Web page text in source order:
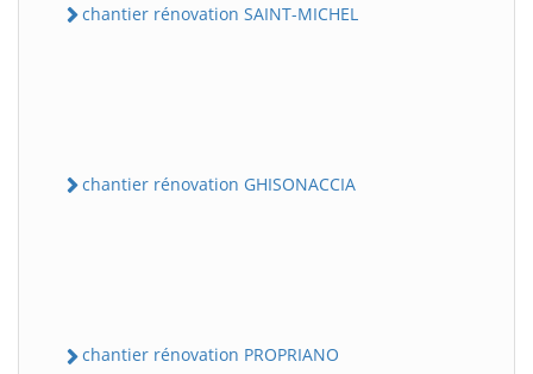
chantier rénovation SAINT-MICHEL
chantier rénovation GHISONACCIA
chantier rénovation PROPRIANO